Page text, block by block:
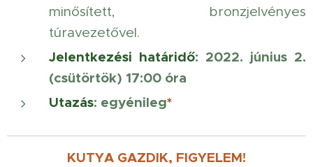
minősített, bronzjelvényes
túravezetővel.
Jelentkezési határidő: 2022. június 2.
(csütörtök) 17:00 óra
Utazás: egyénileg*
KUTYA GAZDIK, FIGYELEM!